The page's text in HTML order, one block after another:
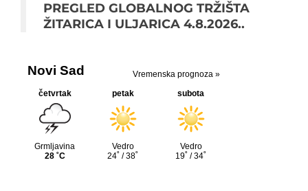
PREGLED GLOBALNOG TRŽIŠTA
ŽITARICA I ULJARICA 4.8.2026..